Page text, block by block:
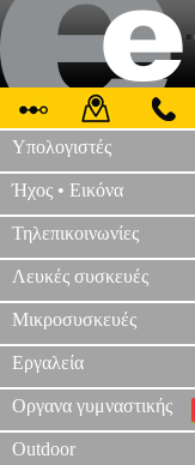
Υπολογιστές
Ήχος • Εικόνα
Τηλεπικοινωνίες
Λευκές συσκευές
Μικροσυσκευές
Εργαλεία
Οργανα γυμναστικής
Outdoor